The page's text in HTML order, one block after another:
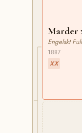
Marder
Engelskt
1887
XX